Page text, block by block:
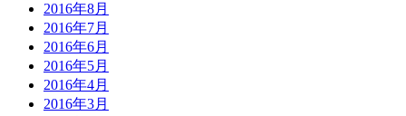
2016年8月
2016年7月
2016年6月
2016年5月
2016年4月
2016年3月